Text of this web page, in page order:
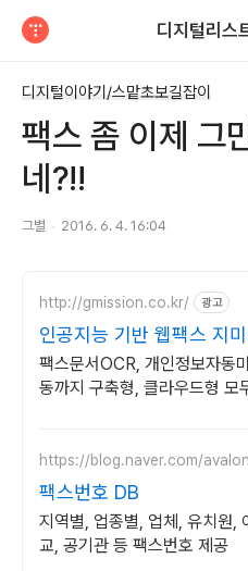
디지털리
디지털이야기/스맡초보길잡이
팩스 좀 이제 그
네?!!
그별 2016. 6. 4. 16:04
http://gmission.co.kr/ 광고
인공지능 기반 웹팩스 지
은행/공공기관 구축
팩스문서OCR, 개인정보자동
동까지 구축형, 클라우드형 모두 OK 22년의
https://blog.naver.com/
팩스번호 DB
지역별, 업종별, 업체, 유치원,
교, 공기관 등 팩스번호 제공